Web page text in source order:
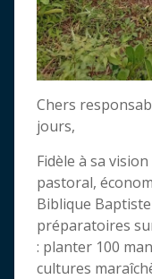
Chers
jours,
Fidèle à sa
pastoral,
Biblique
préparatoires
: planter 100
cultures